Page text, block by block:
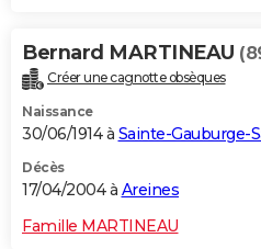
Bernard MARTINEAU
Créer une cagnotte obsèques
Naissance
30/06/1914 à Sainte-Gauburge-
Décès
17/04/2004 à Areines
Famille MARTINEAU